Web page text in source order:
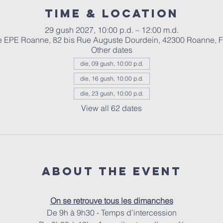
Time & Location
29 gush 2027, 10:00 p.d. – 12:00 m.d.
EPE Roanne, 82 bis Rue Auguste Dourdein, 42300 Roanne,
Other dates
die, 09 gush, 10:00 p.d.
die, 16 gush, 10:00 p.d.
die, 23 gush, 10:00 p.d.
View all 62 dates
About the event
On se retrouve tous les dimanches
De 9h à 9h30 - Temps d’intercession